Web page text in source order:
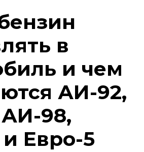
в
и чем
АИ-92,
98,
Евро-5